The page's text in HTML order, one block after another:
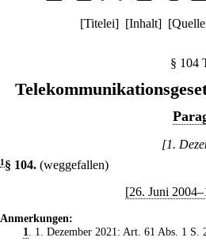
[Titelei] [Inhalt] [
§ 104
[1.
1 § 104. (weggefallen)
[26. Juni
Anmerkungen:
1
. 1. Dezember 2021: Art. 61 Abs. 1 S.